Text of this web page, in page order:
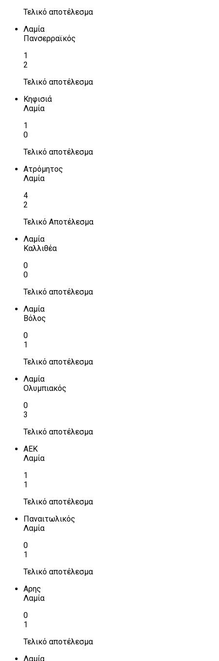
Τελικό αποτέλεσμα
Λαμία
Πανσερραϊκός
1
2
Τελικό αποτέλεσμα
Κηφισιά
Λαμία
1
0
Τελικό αποτέλεσμα
Ατρόμητος
Λαμία
4
2
Τελικό Αποτέλεσμα
Λαμία
Καλλιθέα
0
0
Τελικό αποτέλεσμα
Λαμία
Βόλος
0
1
Τελικό αποτέλεσμα
Λαμία
Ολυμπιακός
0
3
Τελικό αποτέλεσμα
ΑΕΚ
Λαμία
1
1
Τελικό αποτέλεσμα
Παναιτωλικός
Λαμία
0
1
Τελικό αποτέλεσμα
Αρης
Λαμία
0
1
Τελικό αποτέλεσμα
Λαμία